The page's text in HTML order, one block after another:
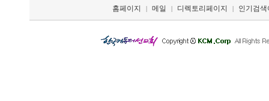
홈페이지 | 메일 | 디렉토리페이지 | 인기검색